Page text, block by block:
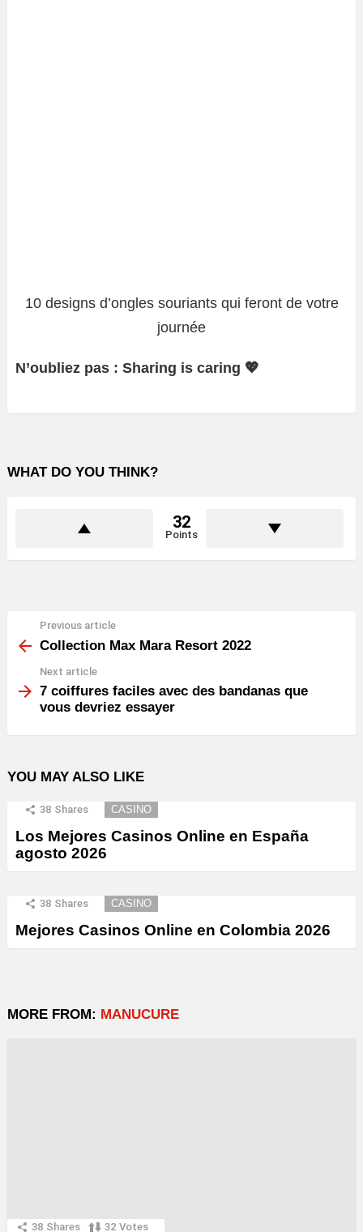
10 designs d’ongles souriants qui feront de votre
journée
N’oubliez pas : Sharing is caring 💖
WHAT DO YOU THINK?
32
Points
more
Previous article
Collection Max Mara Resort 2022
Next article
7 coiffures faciles avec des bandanas que
vous devriez essayer
YOU MAY ALSO LIKE
38 Shares CASINO
Los Mejores Casinos Online en España
agosto 2026
38 Shares CASINO
Mejores Casinos Online en Colombia 2026
MORE FROM: MANUCURE
38 Shares 32 Votes